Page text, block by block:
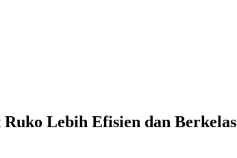
Lebih Efisien dan Berkelas